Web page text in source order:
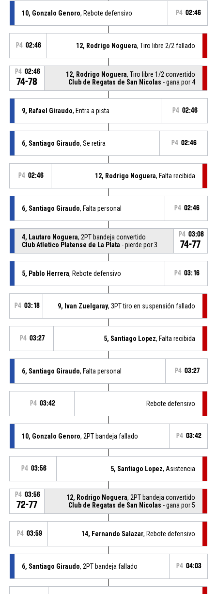
10, Gonzalo Genoro, Rebote defensivo P4 02:46
P4 02:46 12, Rodrigo Noguera, Tiro libre 2/2 fallado
P4 02:46
74-78
12, Rodrigo Noguera, Tiro libre 1/2 convertido
Club de Regatas de San Nicolas - gana por 4
9, Rafael Giraudo, Entra a pista P4 02:46
6, Santiago Giraudo, Se retira P4 02:46
P4 02:46 12, Rodrigo Noguera, Falta recibida
6, Santiago Giraudo, Falta personal P4 02:46
4, Lautaro Noguera, 2PT bandeja convertido
Club Atletico Platense de La Plata - pierde por 3
P4 03:08
74-77
5, Pablo Herrera, Rebote defensivo P4 03:16
P4 03:18 9, Ivan Zuelgaray, 3PT tiro en suspensión fallado
P4 03:27 5, Santiago Lopez, Falta recibida
6, Santiago Giraudo, Falta personal P4 03:27
P4 03:42 Rebote defensivo
10, Gonzalo Genoro, 2PT bandeja fallado P4 03:42
P4 03:56 5, Santiago Lopez, Asistencia
P4 03:56
72-77
12, Rodrigo Noguera, 2PT bandeja convertido
Club de Regatas de San Nicolas - gana por 5
P4 03:59 14, Fernando Salazar, Rebote defensivo
6, Santiago Giraudo, 2PT bandeja fallado P4 04:03